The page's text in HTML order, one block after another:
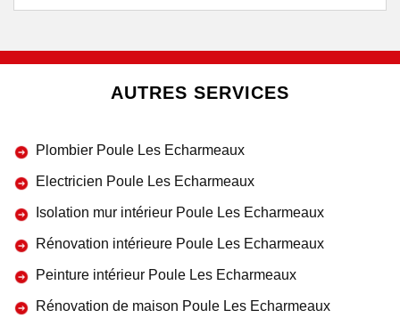
AUTRES SERVICES
Plombier Poule Les Echarmeaux
Electricien Poule Les Echarmeaux
Isolation mur intérieur Poule Les Echarmeaux
Rénovation intérieure Poule Les Echarmeaux
Peinture intérieur Poule Les Echarmeaux
Rénovation de maison Poule Les Echarmeaux